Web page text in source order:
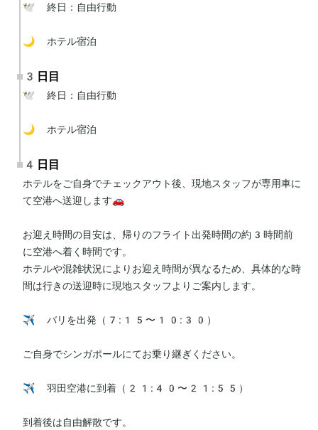
🕊 終日：自由行動
🌙 ホテル宿泊
3日目
🕊 終日：自由行動
🌙 ホテル宿泊
4日目
ホテルをご自身でチェックアウト後、現地スタッフが専用車に
て空港へ送迎します🚗
お迎え時間の目安は、帰りのフライト出発時間の約3時間前
に空港へ着く時間です。
ホテルや混雑状況によりお迎え時間が異なるため、具体的な時
間は行きの送迎時に現地スタッフよりご案内します。
✈️ バリを出発（7:15〜10:30）
ご自身でシンガポールにてお乗り継ぎください。
✈️ 羽田空港に到着（21:40〜21:55）
到着後は自由解散です。